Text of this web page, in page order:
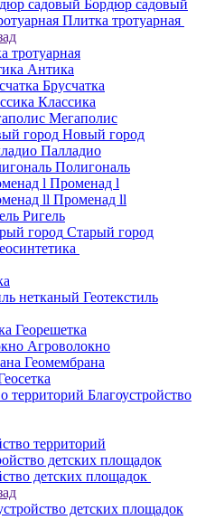
Бордюр садовый
Плитка тротуарная
тротуарная
Антика
Брусчатка
Классика
Мегаполис
Новый город
Палладио
Полигональ
Променад l
Променад ll
Ригель
Старый город
Геотекстиль
Георешетка
Агроволокно
Геомембрана
Благоустройство
территорий
детских площадок
детских площадок